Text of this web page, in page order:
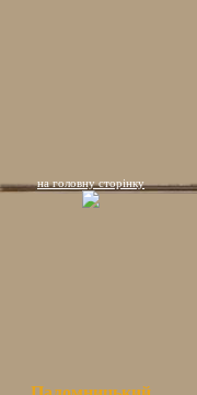
на головну сторінку